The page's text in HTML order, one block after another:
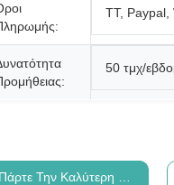
TT,
50 τμχ/
Πάρτε Την Καλύτερη Τιμή